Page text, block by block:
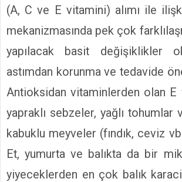
(A, C ve E vitamini) alımı ile
mekanizmasında pek çok
yapılacak basit değişiklikler
astımdan korunma ve tedavide
Antioksidan vitaminlerden olan E
yapraklı sebzeler, yağlı
kabuklu meyveler (fındık, ceviz
Et, yumurta ve balıkta da bir
yiyeceklerden en çok balık